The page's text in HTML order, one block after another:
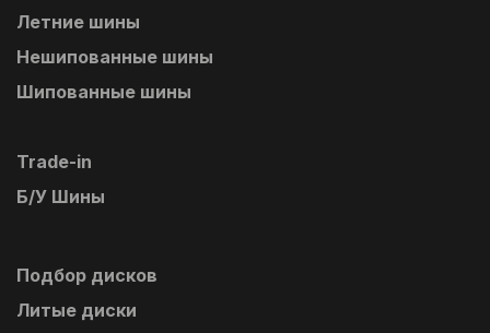
Летние шины
Нешипованные шины
Шипованные шины
Trade-in
Б/У Шины
Подбор дисков
Литые диски